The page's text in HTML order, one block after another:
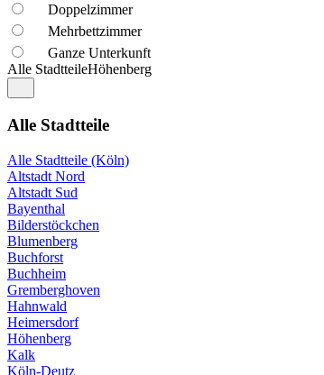
Doppelzimmer
Mehrbettzimmer
Ganze Unterkunft
Alle StadtteileHöhenberg
Alle Stadtteile
Alle Stadtteile (Köln)
Altstadt Nord
Altstadt Sud
Bayenthal
Bilderstöckchen
Blumenberg
Buchforst
Buchheim
Gremberghoven
Hahnwald
Heimersdorf
Höhenberg
Kalk
Köln-Deutz